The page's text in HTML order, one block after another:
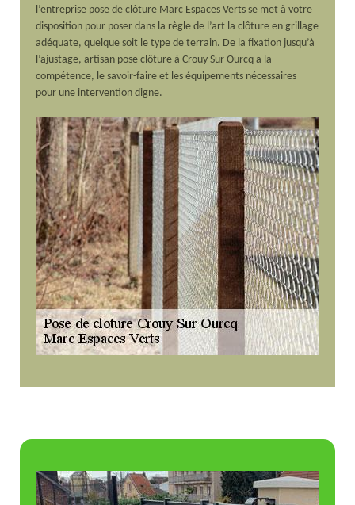
l’entreprise pose de clôture Marc Espaces Verts se met à votre
disposition pour poser dans la règle de l’art la clôture en grillage
adéquate, quelque soit le type de terrain. De la fixation jusqu’à
l’ajustage, artisan pose clôture à Crouy Sur Ourcq a la
compétence, le savoir-faire et les équipements nécessaires
pour une intervention digne.